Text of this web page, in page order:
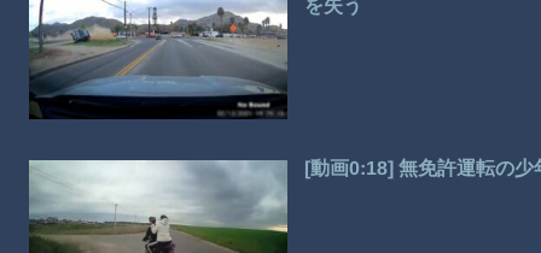
を失う
[動画0:18] 無免許運転の